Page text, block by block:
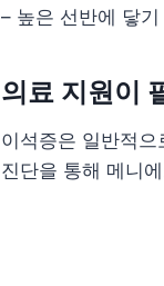
– 높은 선반에 닿
의료 지원이
이석증은 일반적
진단을 통해 메니